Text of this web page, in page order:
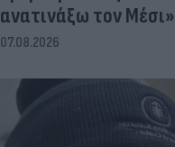
ανατινάξω τον Μέσι»
07.08.2026